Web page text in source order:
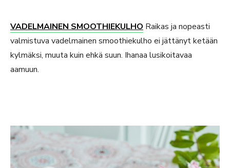
VADELMAINEN SMOOTHIEKULHO Raikas ja nopeasti
valmistuva vadelmainen smoothiekulho ei jättänyt ketään
kylmäksi, muuta kuin ehkä suun. Ihanaa lusikoitavaa
aamuun.